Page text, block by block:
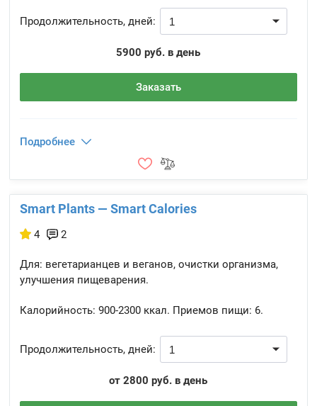
Продолжительность, дней:
5900 руб. в день
Заказать
Подробнее
Smart Plants — Smart Calories
4 2
Для: вегетарианцев и веганов, очистки организма,
улучшения пищеварения.
Калорийность: 900-2300 ккал. Приемов пищи: 6.
Продолжительность, дней:
от 2800 руб. в день